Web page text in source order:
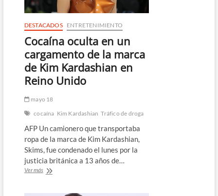
yihadista
en
concierto
de
Taylor
DESTACADOS ENTRETENIMIENTO
Cocaína oculta en un
cargamento de la marca
de Kim Kardashian en
Reino Unido
mayo 18
cocaína Kim Kardashian Tráfico de droga
AFP Un camionero que transportaba
ropa de la marca de Kim Kardashian,
Skims, fue condenado el lunes por la
justicia británica a 13 años de…
Ver másCocaína